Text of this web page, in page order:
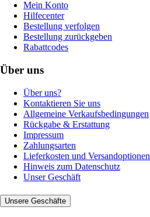
Mein Konto
Hilfecenter
Bestellung verfolgen
Bestellung zurückgeben
Rabattcodes
Über uns
Über uns?
Kontaktieren Sie uns
Allgemeine Verkaufsbedingungen
Rückgabe & Erstattung
Impressum
Zahlungsarten
Lieferkosten und Versandoptionen
Hinweis zum Datenschutz
Unser Geschäft
Unsere Geschäfte